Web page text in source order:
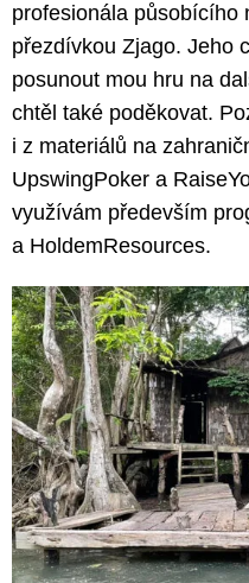
profesionála působícího
přezdívkou Zjago. Jeho
posunout mou hru na
chtěl také poděkovat.
i z materiálů na
UpswingPoker a
využívám především
a HoldemResources.